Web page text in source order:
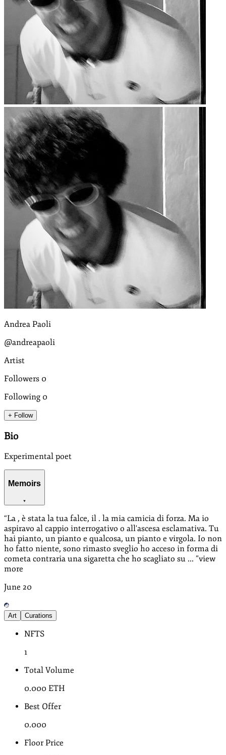
Andrea Paoli
@andreapaoli
Artist
Followers 0
Following 0
+ Follow
Bio
Experimental poet
Memoirs
“La , è stata la tua falce, il . la mia camicia di forza. Ma io
aspiravo al cappio interrogativo o all'ascesa esclamativa. Tu
hai pianto, un pianto e qualcosa, un pianto e virgola. Io non
ho fatto niente, sono rimasto sveglio ho acceso in forma di
cometa contraria una sigaretta che ho scagliato su ... ”view
more
June 20
Art Curations
NFTS
1
Total Volume
0.000 ETH
Best Offer
0.000
Floor Price